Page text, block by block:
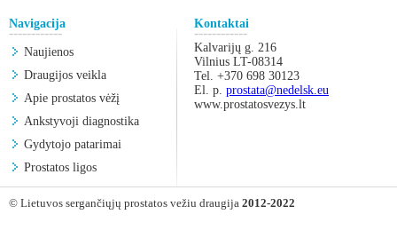
Navigacija
------------
Naujienos
Draugijos veikla
Apie prostatos vėžį
Ankstyvoji diagnostika
Gydytojo patarimai
Prostatos ligos
Kontaktai
------------
Kalvarijų g. 216
Vilnius LT-08314
Tel. +370 698 30123
El. p. prostata@nedelsk.eu
www.prostatosvezys.lt
© Lietuvos sergančiųjų prostatos vežiu draugija 2012-2022